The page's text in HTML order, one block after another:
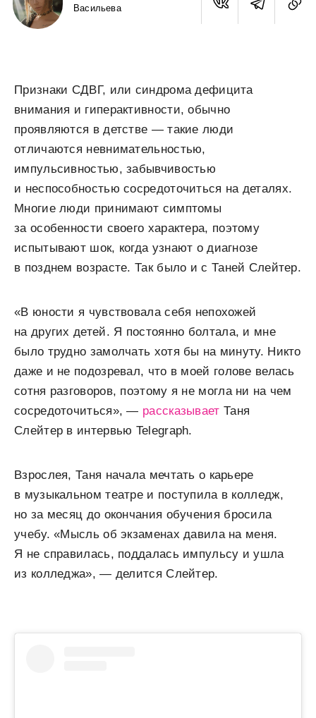
Васильева
Признаки СДВГ, или синдрома дефицита
внимания и гиперактивности, обычно
проявляются в детстве — такие люди
отличаются невнимательностью,
импульсивностью, забывчивостью
и неспособностью сосредоточиться на деталях.
Многие люди принимают симптомы
за особенности своего характера, поэтому
испытывают шок, когда узнают о диагнозе
в позднем возрасте. Так было и с Таней Слейтер.
«В юности я чувствовала себя непохожей
на других детей. Я постоянно болтала, и мне
было трудно замолчать хотя бы на минуту. Никто
даже и не подозревал, что в моей голове велась
сотня разговоров, поэтому я не могла ни на чем
сосредоточиться», — рассказывает Таня
Слейтер в интервью Telegraph.
Взрослея, Таня начала мечтать о карьере
в музыкальном театре и поступила в колледж,
но за месяц до окончания обучения бросила
учебу. «Мысль об экзаменах давила на меня.
Я не справилась, поддалась импульсу и ушла
из колледжа», — делится Слейтер.